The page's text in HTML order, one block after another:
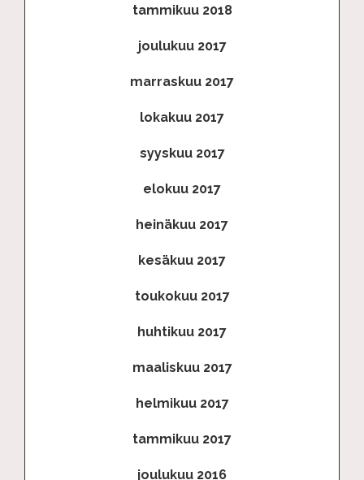
tammikuu 2018
joulukuu 2017
marraskuu 2017
lokakuu 2017
syyskuu 2017
elokuu 2017
heinäkuu 2017
kesäkuu 2017
toukokuu 2017
huhtikuu 2017
maaliskuu 2017
helmikuu 2017
tammikuu 2017
joulukuu 2016